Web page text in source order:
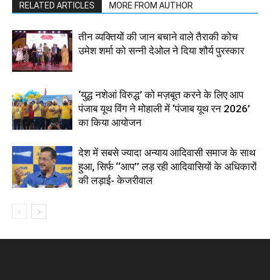
RELATED ARTICLES MORE FROM AUTHOR
तीन व्यक्तियों की जान बचाने वाले तैराकी कोच
उमेश शर्मा को सन्नी देओल ने दिया शौर्य पुरस्कार
‘युद्ध नशेआं विरुद्ध’ को मज़बूत करने के लिए आप
पंजाब यूथ विंग ने मोहाली में ‘पंजाब यूथ रन 2026’
का किया आयोजन
देश में सबसे ज्यादा अन्याय आदिवासी समाज के साथ
हुआ, सिर्फ ‘‘आप’’ लड़ रही आदिवासियों के अधिकारों
की लड़ाई- केजरीवाल